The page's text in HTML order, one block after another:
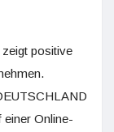
zeigt positive
Online-